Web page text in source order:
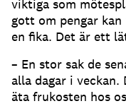
viktiga som
gott om pengar
en fika. Det är ett
– En stor sak de
alla dagar i
äta frukosten hos